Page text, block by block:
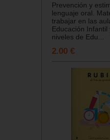
Prevención y
lenguaje oral.
trabajar en las
Educación Infantil
niveles de Edu...
2.00 €